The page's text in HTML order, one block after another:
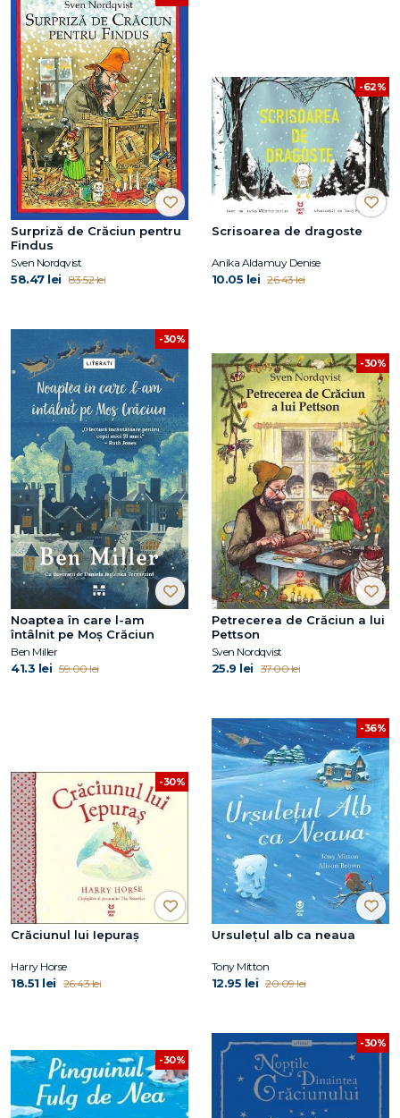
Surpriză de Crăciun pentru
Findus
Sven Nordqvist
58.47 lei 83.52 lei
-62%
Scrisoarea de dragoste
Anika Aldamuy Denise
10.05 lei 26.43 lei
-30%
Noaptea în care l-am
întâlnit pe Moș Crăciun
Ben Miller
41.3 lei 59.00 lei
-30%
Petrecerea de Crăciun a lui
Pettson
Sven Nordqvist
25.9 lei 37.00 lei
-30%
Crăciunul lui Iepuraș
Harry Horse
18.51 lei 26.43 lei
-36%
Ursulețul alb ca neaua
Tony Mitton
12.95 lei 20.09 lei
-30%
-30%